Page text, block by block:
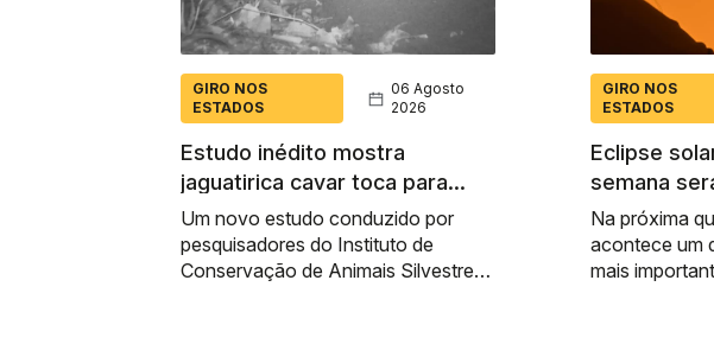
GIRO NOS
ESTADOS
06 Agosto
2026
Estudo inédito mostra
jaguatirica cavar toca para
caçar filhote de tatu-canastra
Um novo estudo conduzido por
pesquisadores do Instituto de
Conservação de Animais Silvestres
GIRO NOS
ESTADOS
Eclipse
semana
Na próxima
acontece um
mais